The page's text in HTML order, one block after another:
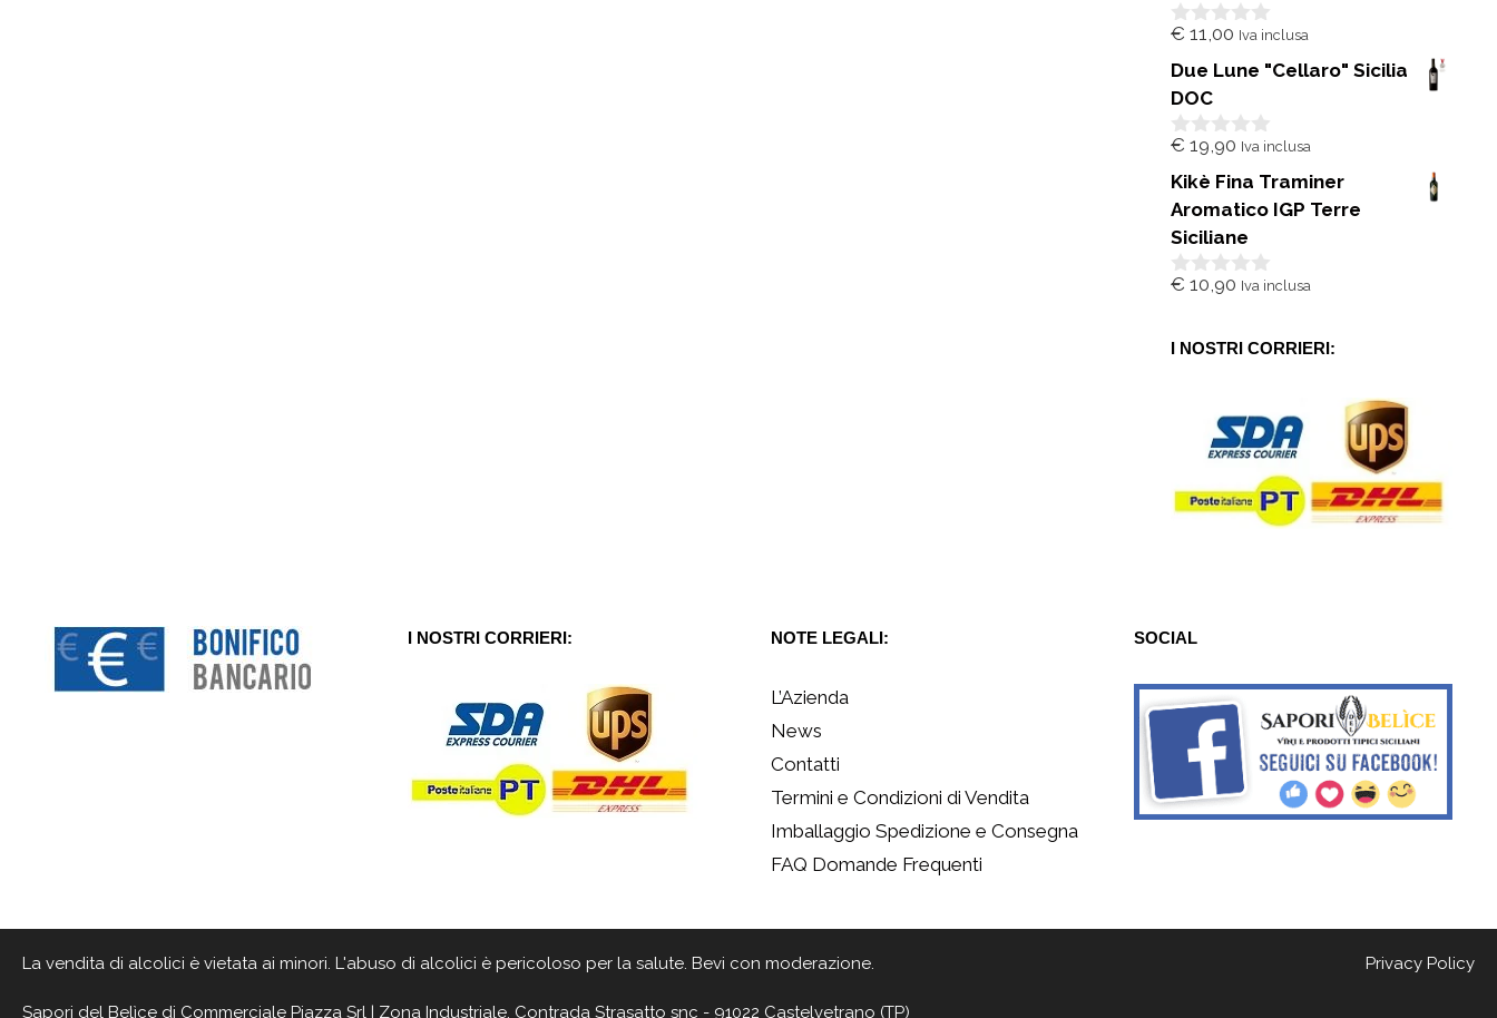
0
u
5
€ 11,00 Iva inclusa
Due Lune "Cellaro" Sicilia
DOC
0
u
5
€ 19,90 Iva inclusa
Kikè Fina Traminer
Aromatico IGP Terre
Siciliane
0
5
€ 10,90 Iva inclusa
I NOSTRI CORRIERI:
I NOSTRI CORRIERI: NOTE LEGALI:
L’Azienda
News
Contatti
Termini e Condizioni di Vendita
Imballaggio Spedizione e Consegna
FAQ Domande Frequenti
SOCIAL
Privacy Policy
La vendita di alcolici è vietata ai minori. L'abuso di alcolici è pericoloso per la salute. Bevi con moderazione.
Sapori del Belìce di Commerciale Piazza Srl | Zona Industriale, Contrada Strasatto snc - 91022 Castelvetrano (TP)